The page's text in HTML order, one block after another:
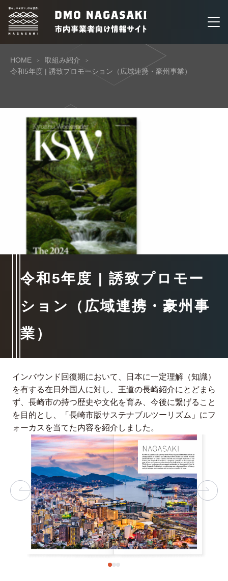
HOME
取組み紹介
令和5年度 | 誘致プロモーション（広域連携・豪州事業）
令和5年度 | 誘致プロモー
ション（広域連携・豪州事
業）
インバウンド回復期において、日本に一定理解（知識）
を有する在日外国人に対し、王道の長崎紹介にとどまら
ず、長崎市の持つ歴史や文化を育み、今後に繋げること
を目的とし、「長崎市版サステナブルツーリズム」にフ
ォーカスを当てた内容を紹介しました。